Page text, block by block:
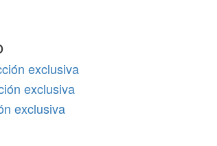
exclusiva
exclusiva
exclusiva